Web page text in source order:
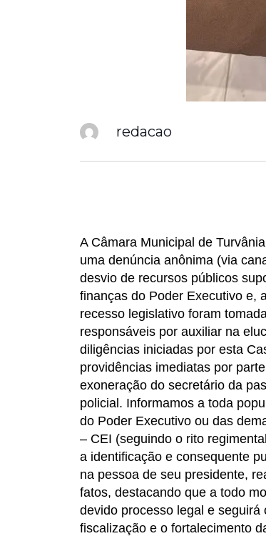
redacao
A Câmara Municipal de
uma denúncia anônima (via
desvio de recursos públicos
finanças do Poder Executivo e,
recesso legislativo foram
responsáveis por auxiliar na
diligências iniciadas por esta
providências imediatas por
exoneração do secretário da
policial. Informamos a toda
do Poder Executivo ou das
– CEI (seguindo o rito
a identificação e consequente
na pessoa de seu presidente,
fatos, destacando que a todo
devido processo legal e
fiscalização e o fortalecimento